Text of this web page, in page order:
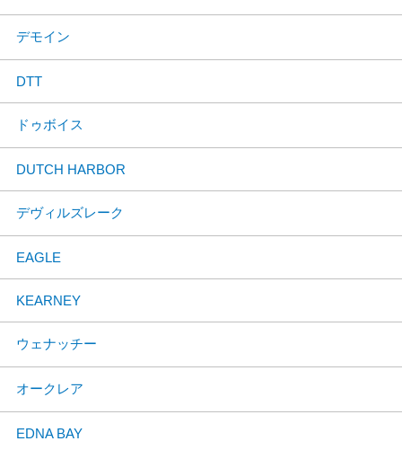
デモイン
DTT
ドゥボイス
DUTCH HARBOR
デヴィルズレーク
EAGLE
KEARNEY
ウェナッチー
オークレア
EDNA BAY